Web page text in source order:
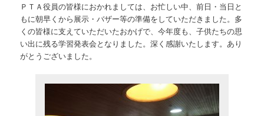
ＰＴＡ役員の皆様におかれましては、お忙しい中、前日・当日と
もに朝早くから展示・バザー等の準備をしていただきました。多
くの皆様に支えていただいたおかげで、今年度も、子供たちの思
い出に残る学習発表会となりました。深く感謝いたします。あり
がとうございました。